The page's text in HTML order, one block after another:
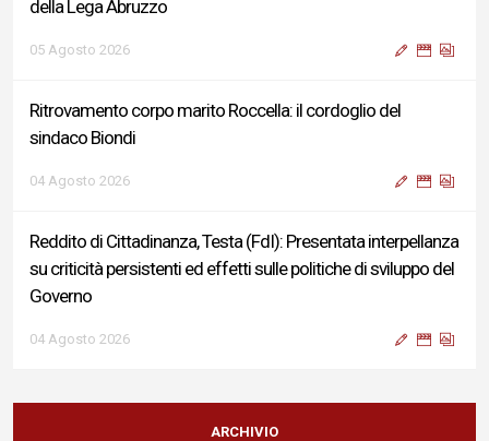
della Lega Abruzzo
05 Agosto 2026
Ritrovamento corpo marito Roccella: il cordoglio del
sindaco Biondi
04 Agosto 2026
Reddito di Cittadinanza, Testa (FdI): Presentata interpellanza
su criticità persistenti ed effetti sulle politiche di sviluppo del
Governo
04 Agosto 2026
Sigismondi, Liris e Testa: “Profondo cordoglio e vicinanza al
Ministro Roccella e alla sua famiglia”
ARCHIVIO